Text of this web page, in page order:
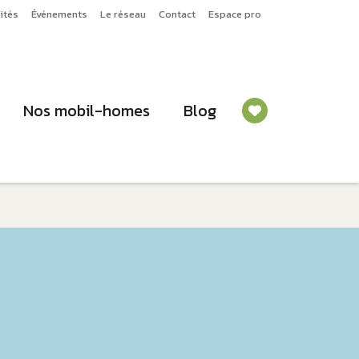
Événements Le réseau Contact Espace pro
Nos mobil-homes Blog